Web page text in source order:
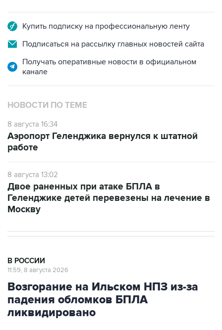
Подписаться на рассылку главных новостей сайта
Получать оперативные новости в официальном
НОВОСТИ ПО ТЕМЕ
8 августа 16:34
работе
8 августа 13:02
Геленджике детей перевезены на лечение в
Москву
Возгорание на Ильском НПЗ из-за
падения обломков БПЛА
ликвидировано
Москва. 8 августа. INTERFAX.RU - Специалисты